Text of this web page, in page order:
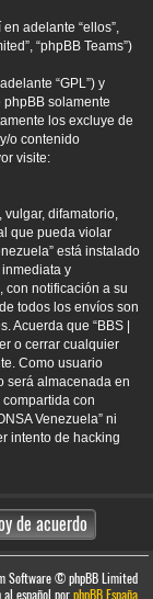
adelante “ellos”,
“phpBB Teams”)
“GPL”) y
phpBB solamente
los excluye de
o contenido
visite:
difamatorio,
que pueda violar
está instalado
y
con notificación a su
todos los envíos son
Acuerda que “BBS |
o cerrar cualquier
Como usuario
será almacenada en
con
Venezuela” ni
intento de hacking
Software © phpBB Limited
al español porphpBB España